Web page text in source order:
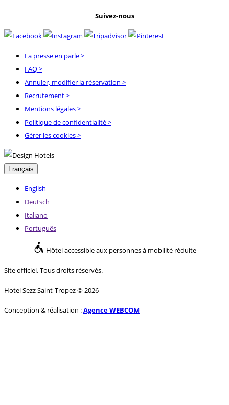
Suivez-nous
La presse en parle>
FAQ>
Annuler, modifier la réservation >
Recrutement>
Mentions légales>
Politique de confidentialité>
Gérer les cookies >
Français
English
Deutsch
Italiano
Português
Hôtel accessible aux personnes à mobilité réduite
Site officiel. Tous droits réservés.
Hotel Sezz Saint-Tropez © 2026
Conception & réalisation :Agence WEBCOM